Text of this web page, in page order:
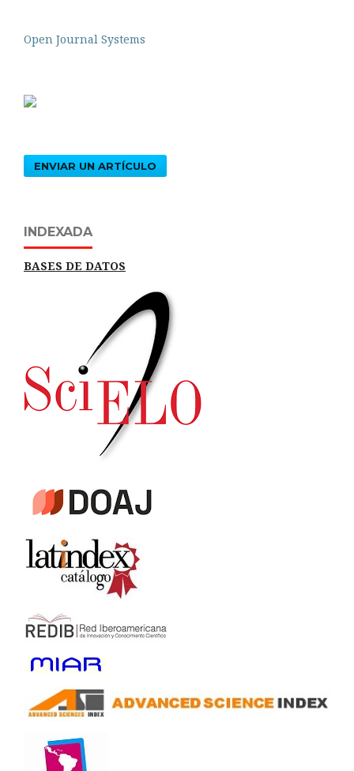
Open Journal Systems
ENVIAR UN ARTÍCULO
INDEXADA
BASES DE DATOS